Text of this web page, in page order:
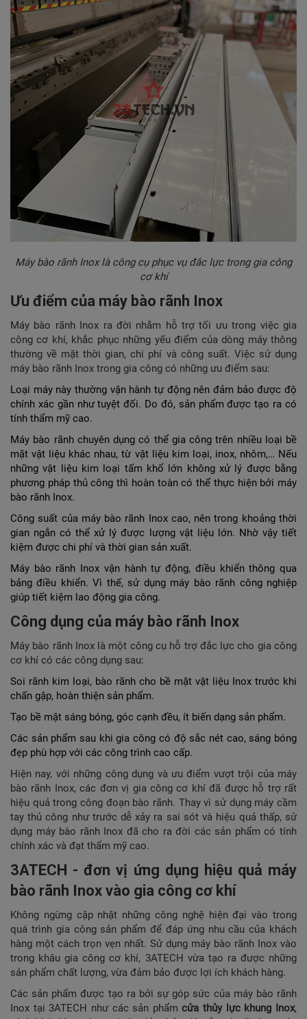
Máy bào rãnh Inox là công cụ phục vụ đắc lực trong gia công
cơ khí
Ưu điểm của máy bào rãnh Inox
Máy bào rãnh Inox ra đời nhằm hỗ trợ tối ưu trong việc gia
công cơ khí, khắc phục những yếu điểm của dòng máy thông
thường về mặt thời gian, chi phí và công suất. Việc sử dụng
máy bào rãnh Inox trong gia công có những ưu điểm sau:
Loại máy này thường vận hành tự động nên đảm bảo được độ
chính xác gần như tuyệt đối. Do đó, sản phẩm được tạo ra có
tính thẩm mỹ cao.
Máy bào rãnh chuyên dụng có thể gia công trên nhiều loại bề
mặt vật liệu khác nhau, từ vật liệu kim loại, inox, nhôm,… Nếu
những vật liệu kim loại tấm khổ lớn không xử lý được bằng
phương pháp thủ công thì hoàn toàn có thể thực hiện bởi máy
bào rãnh Inox.
Công suất của máy bào rãnh Inox cao, nên trong khoảng thời
gian ngắn có thể xử lý được lượng vật liệu lớn. Nhờ vậy tiết
kiệm được chi phí và thời gian sản xuất.
Máy bào rãnh Inox vận hành tự động, điều khiển thông qua
bảng điều khiển. Vì thế, sử dụng máy bào rãnh công nghiệp
giúp tiết kiệm lao động gia công.
Công dụng của máy bào rãnh Inox
Máy bào rãnh Inox là một công cụ hỗ trợ đắc lực cho gia công
cơ khí có các công dụng sau:
Soi rãnh kim loại, bào rãnh cho bề mặt vật liệu Inox trước khi
chấn gập, hoàn thiện sản phẩm.
Tạo bề mặt sáng bóng, góc cạnh đều, ít biến dạng sản phẩm.
Các sản phẩm sau khi gia công có độ sắc nét cao, sáng bóng
đẹp phù hợp với các công trình cao cấp.
Hiện nay, với những công dụng và ưu điểm vượt trội của máy
bào rãnh Inox, các đơn vị gia công cơ khí đã được hỗ trợ rất
hiệu quả trong công đoạn bào rãnh. Thay vì sử dụng máy cầm
tay thủ công như trước dễ xảy ra sai sót và hiệu quả thấp, sử
dụng máy bào rãnh Inox đã cho ra đời các sản phẩm có tính
chính xác và đạt thẩm mỹ cao.
3ATECH - đơn vị ứng dụng hiệu quả máy
bào rãnh Inox vào gia công cơ khí
Không ngừng cập nhật những công nghệ hiện đại vào trong
quá trình gia công sản phẩm để đáp ứng nhu cầu của khách
hàng một cách trọn vẹn nhất. Sử dụng máy bào rãnh Inox vào
trong khâu gia công cơ khí, 3ATECH vừa tạo ra được những
sản phẩm chất lượng, vừa đảm bảo được lợi ích khách hàng.
Các sản phẩm được tạo ra bởi sự góp sức của máy bào rãnh
Inox tại 3ATECH như các sản phẩmcửa thủy lực khung Inox,